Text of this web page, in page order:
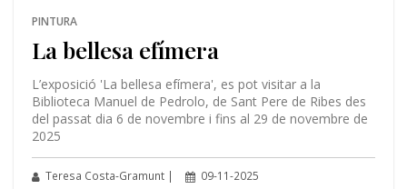
PINTURA
La bellesa efímera
L’exposició 'La bellesa efímera', es pot visitar a la
Biblioteca Manuel de Pedrolo, de Sant Pere de Ribes des
del passat dia 6 de novembre i fins al 29 de novembre de
2025
Teresa Costa-Gramunt | 09-11-2025